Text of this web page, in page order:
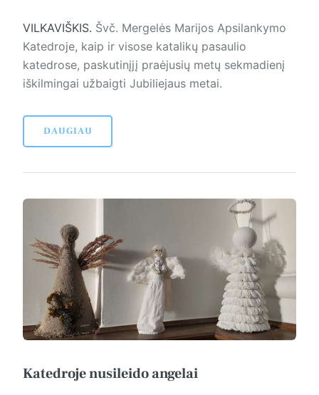
VILKAVIŠKIS. Švč. Mer­gelės Marijos Apsilankymo
Ka­tedroje, kaip ir visose katalikų pasaulio
katedrose, paskutinįjį praėjusių me­tų sekmadienį
iškilmingai užbaigti Jubiliejaus metai.
DAUGIAU
Katedroje nusileido angelai